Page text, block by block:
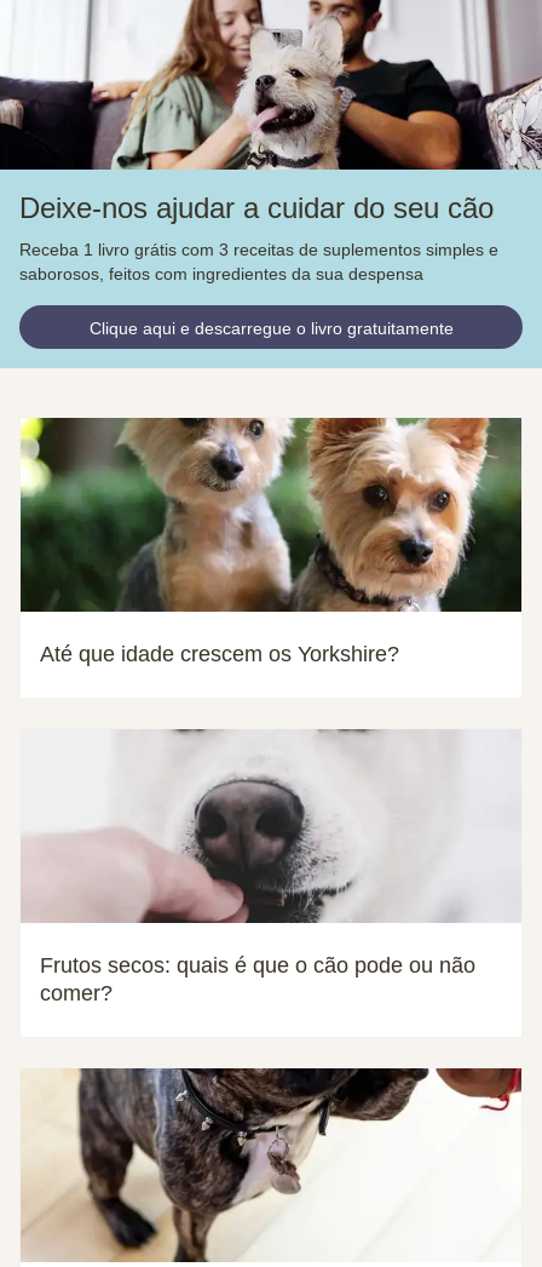
Deixe-nos ajudar a cuidar do seu cão
Receba 1 livro grátis com 3 receitas de suplementos simples e
saborosos, feitos com ingredientes da sua despensa
Clique aqui e descarregue o livro gratuitamente
Até que idade crescem os Yorkshire?
Frutos secos: quais é que o cão pode ou não
comer?